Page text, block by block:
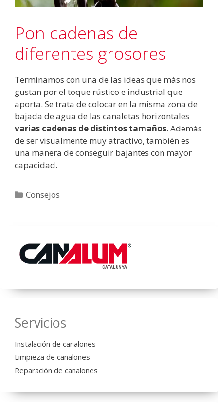
Pon cadenas de
diferentes grosores
Terminamos con una de las ideas que más nos
gustan por el toque rústico e industrial que
aporta. Se trata de colocar en la misma zona de
bajada de agua de las canaletas horizontales
varias cadenas de distintos tamaños. Además
de ser visualmente muy atractivo, también es
una manera de conseguir bajantes con mayor
capacidad.
Categorías
Consejos
Servicios
Instalación de canalones
Limpieza de canalones
Reparación de canalones